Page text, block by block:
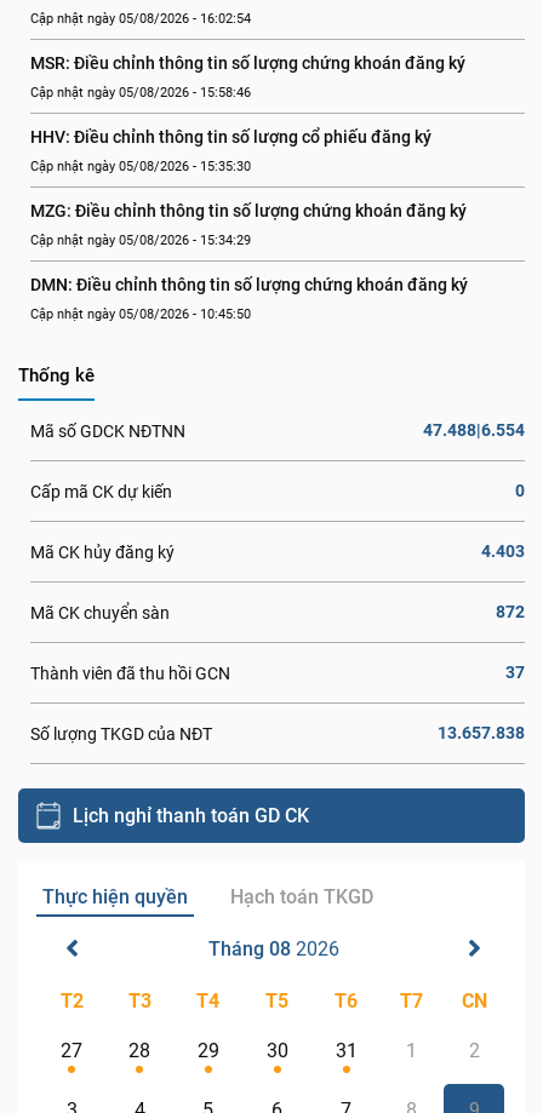
Cập nhật ngày 05/08/2026 - 16:02:54
MSR: Điều chỉnh thông tin số lượng chứng khoán đăng ký
Cập nhật ngày 05/08/2026 - 15:58:46
HHV: Điều chỉnh thông tin số lượng cổ phiếu đăng ký
Cập nhật ngày 05/08/2026 - 15:35:30
MZG: Điều chỉnh thông tin số lượng chứng khoán đăng ký
Cập nhật ngày 05/08/2026 - 15:34:29
DMN: Điều chỉnh thông tin số lượng chứng khoán đăng ký
Cập nhật ngày 05/08/2026 - 10:45:50
Thống kê
Mã số GDCK NĐTNN 47.488|6.554
Cấp mã CK dự kiến 0
Mã CK hủy đăng ký 4.403
Mã CK chuyển sàn 872
Thành viên đã thu hồi GCN 37
Số lượng TKGD của NĐT 13.657.838
Lịch nghỉ thanh toán GD CK
Thực hiện quyền Hạch toán TKGD
Tháng 08 2026
T2 T3 T4 T5 T6 T7 CN
27 28 29 30 31 1 2